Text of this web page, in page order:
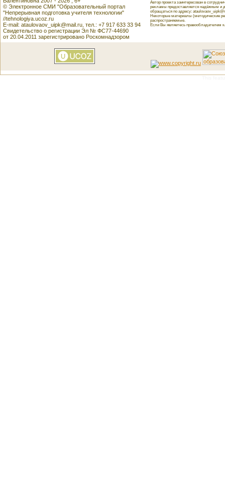
© Электронное СМИ "Образовательный портал
"Непрерывная подготовка учителя технологии"
//tehnologiya.ucoz.ru
E-mail: ataulovaov_uipk@mail.ru, тел.: +7 917 633 33 94
Свидетельство о регистрации Эл № ФС77-44690
от 20.04.2011 зарегистрировано Роскомнадзором
Автор проекта заинтересован в
рекламы предоставляется надёжным и
обращаться по адресу:
Некоторые материалы (методические
распространяемые.
Если Вы являетесь правообладателем